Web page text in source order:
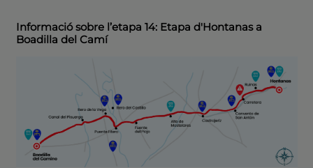
Informació sobre l’etapa 14: Etapa d'Hontanas a
Boadilla del Camí